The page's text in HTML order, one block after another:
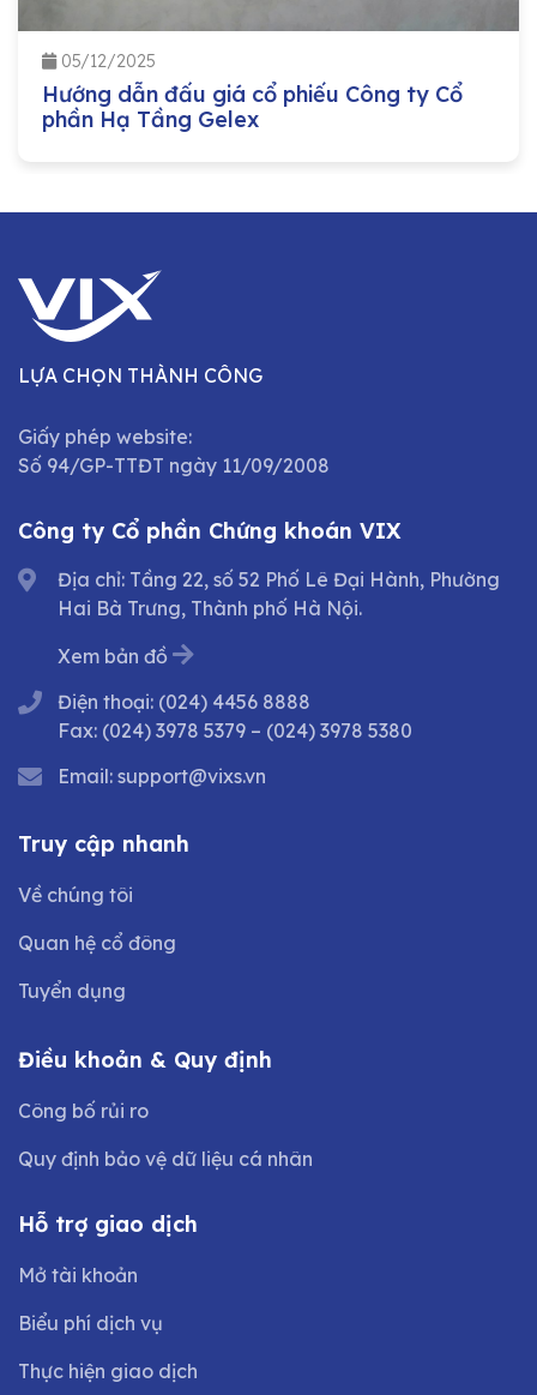
05/12/2025
Hướng dẫn đấu giá cổ phiếu Công ty Cổ
phần Hạ Tầng Gelex
LỰA CHỌN THÀNH CÔNG
Giấy phép website:
Số 94/GP-TTĐT ngày 11/09/2008
Công ty Cổ phần Chứng khoán VIX
Địa chỉ: Tầng 22, số 52 Phố Lê Đại Hành, Phường
Hai Bà Trưng, Thành phố Hà Nội.
Xem bản đồ
Điện thoại: (024) 4456 8888
Fax: (024) 3978 5379 – (024) 3978 5380
Email: support@vixs.vn
Truy cập nhanh
Về chúng tôi
Quan hệ cổ đông
Tuyển dụng
Điều khoản & Quy định
Công bố rủi ro
Quy định bảo vệ dữ liệu cá nhân
Hỗ trợ giao dịch
Mở tài khoản
Biểu phí dịch vụ
Thực hiện giao dịch